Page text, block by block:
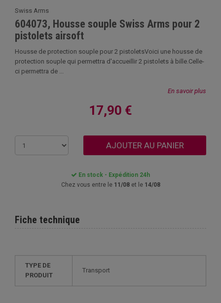
Swiss Arms
604073, Housse souple Swiss Arms pour 2
pistolets airsoft
Housse de protection souple pour 2 pistoletsVoici une housse de
protection souple qui permettra d'accueillir 2 pistolets à bille.Celle-
ci permettra de ...
En savoir plus
17,90 €
AJOUTER AU PANIER
En stock - Expédition 24h
Chez vous entre le 11/08et le 14/08
Fiche technique
TYPE DE
PRODUIT
Transport